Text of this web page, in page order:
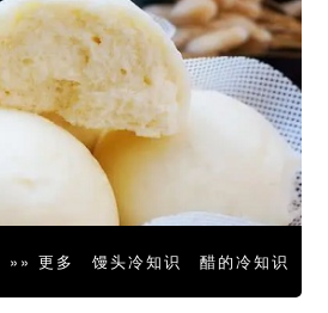
»» 更多 馒头冷知识 醋的冷知识